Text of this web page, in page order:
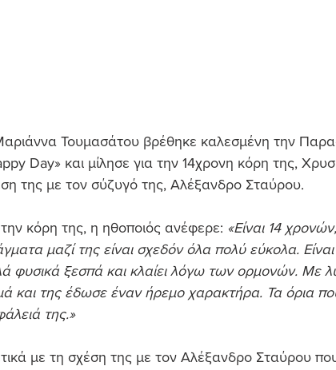
Τουμασάτου βρέθηκε καλεσμένη την
Day» και μίλησε για την 14χρονη κόρη της,
της με τον σύζυγό της, Αλέξανδρο Σταύρου.
την κόρη της, η ηθοποιός ανέφερε: «Είναι 14
μαζί της είναι σχεδόν όλα πολύ εύκολα. Είναι
φυσικά ξεσπά και κλαίει λόγω των ορμονών. Με
και της έδωσε έναν ήρεμο χαρακτήρα. Τα όρια
της.»
με τη σχέση της με τον Αλέξανδρο Σταύρου